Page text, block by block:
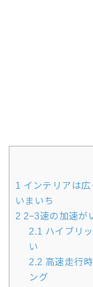
1 インテリアは
いまいち
2 2−3速の加速が
2.1 ハイブリ
い
2.2 高速走行
ング